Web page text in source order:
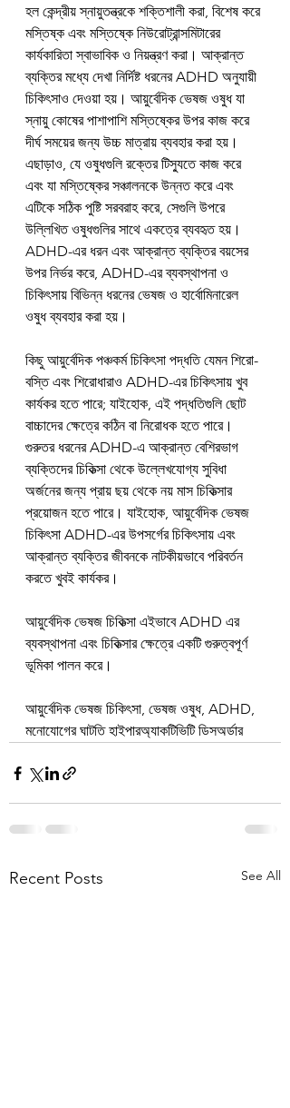
হল কেন্দ্রীয় স্নায়ুতন্ত্রকে শক্তিশালী করা, বিশেষ করে
মস্তিষ্ক এবং মস্তিষ্কে নিউরোট্রান্সমিটারের
কার্যকারিতা স্বাভাবিক ও নিয়ন্ত্রণ করা। আক্রান্ত
ব্যক্তির মধ্যে দেখা নির্দিষ্ট ধরনের ADHD অনুযায়ী
চিকিৎসাও দেওয়া হয়। আয়ুর্বেদিক ভেষজ ওষুধ যা
স্নায়ু কোষের পাশাপাশি মস্তিষ্কের উপর কাজ করে
দীর্ঘ সময়ের জন্য উচ্চ মাত্রায় ব্যবহার করা হয়।
এছাড়াও, যে ওষুধগুলি রক্তের টিস্যুতে কাজ করে
এবং যা মস্তিষ্কের সঞ্চালনকে উন্নত করে এবং
এটিকে সঠিক পুষ্টি সরবরাহ করে, সেগুলি উপরে
উল্লিখিত ওষুধগুলির সাথে একত্রে ব্যবহৃত হয়।
ADHD-এর ধরন এবং আক্রান্ত ব্যক্তির বয়সের
উপর নির্ভর করে, ADHD-এর ব্যবস্থাপনা ও
চিকিৎসায় বিভিন্ন ধরনের ভেষজ ও হার্বোমিনারেল
ওষুধ ব্যবহার করা হয়।
কিছু আয়ুর্বেদিক পঞ্চকর্ম চিকিৎসা পদ্ধতি যেমন শিরো-
বস্তি এবং শিরোধারাও ADHD-এর চিকিৎসায় খুব
কার্যকর হতে পারে; যাইহোক, এই পদ্ধতিগুলি ছোট
বাচ্চাদের ক্ষেত্রে কঠিন বা নিরোধক হতে পারে।
গুরুতর ধরনের ADHD-এ আক্রান্ত বেশিরভাগ
ব্যক্তিদের চিকিত্সা থেকে উল্লেখযোগ্য সুবিধা
অর্জনের জন্য প্রায় ছয় থেকে নয় মাস চিকিত্সার
প্রয়োজন হতে পারে। যাইহোক, আয়ুর্বেদিক ভেষজ
চিকিৎসা ADHD-এর উপসর্গের চিকিৎসায় এবং
আক্রান্ত ব্যক্তির জীবনকে নাটকীয়ভাবে পরিবর্তন
করতে খুবই কার্যকর।
আয়ুর্বেদিক ভেষজ চিকিত্সা এইভাবে ADHD এর
ব্যবস্থাপনা এবং চিকিত্সার ক্ষেত্রে একটি গুরুত্বপূর্ণ
ভূমিকা পালন করে।
আয়ুর্বেদিক ভেষজ চিকিৎসা, ভেষজ ওষুধ, ADHD,
মনোযোগের ঘাটতি হাইপারঅ্যাকটিভিটি ডিসঅর্ডার
Recent Posts See All